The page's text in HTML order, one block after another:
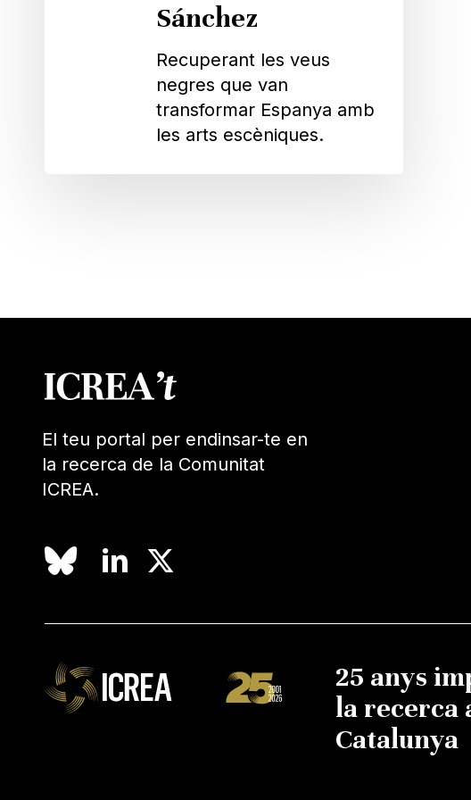
Sánchez
Recuperant les veus
negres que van
transformar Espanya amb
les arts escèniques.
El teu portal per endinsar-te en
la recerca de la Comunitat
ICREA.
25 anys
la recerca
Catalunya